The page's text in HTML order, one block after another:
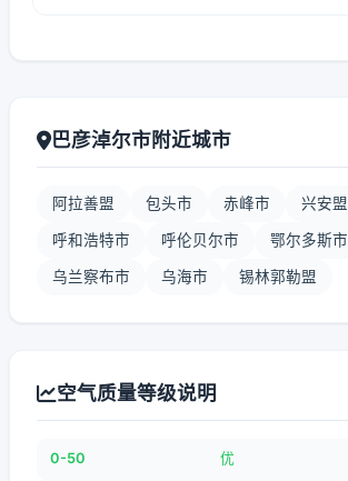
巴彦淖尔市附近城市
阿拉善盟 包头市 赤峰市 兴安盟
呼和浩特市 呼伦贝尔市 鄂尔多斯市
乌兰察布市 乌海市 锡林郭勒盟
空气质量等级说明
0-50 优